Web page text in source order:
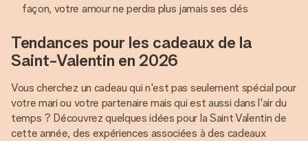
façon, votre amour ne perdra plus jamais ses clés
Tendances pour les cadeaux de la
Saint-Valentin en 2026
Vous cherchez un cadeau qui n'est pas seulement spécial pour
votre mari ou votre partenaire mais qui est aussi dans l'air du
temps ? Découvrez quelques idées pour la Saint Valentin de
cette année, des expériences associées à des cadeaux